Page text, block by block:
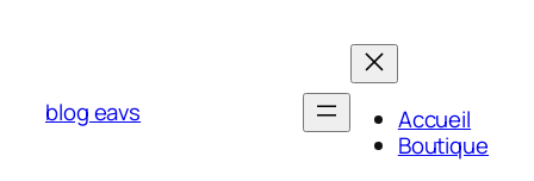
blog eavs
Accueil
Boutique